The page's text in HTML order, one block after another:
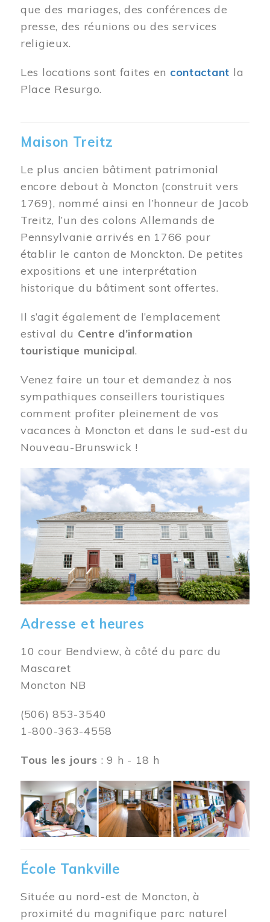
que des mariages, des conférences de
presse, des réunions ou des services
religieux.
Les locations sont faites en contactant la
Place Resurgo.
Maison Treitz
Le plus ancien bâtiment patrimonial
encore debout à Moncton (construit vers
1769), nommé ainsi en l’honneur de Jacob
Treitz, l’un des colons Allemands de
Pennsylvanie arrivés en 1766 pour
établir le canton de Monckton. De petites
expositions et une interprétation
historique du bâtiment sont offertes.
Il s’agit également de l’emplacement
estival du Centre d’information
touristique municipal.
Venez faire un tour et demandez à nos
sympathiques conseillers touristiques
comment profiter pleinement de vos
vacances à Moncton et dans le sud-est du
Nouveau-Brunswick !
Image
Adresse et heures
10 cour Bendview, à côté du parc du
Mascaret
Moncton NB
(506) 853-3540
1-800-363-4558
Tous les jours : 9 h - 18 h
Image
École Tankville
Située au nord-est de Moncton, à
proximité du magnifique parc naturel